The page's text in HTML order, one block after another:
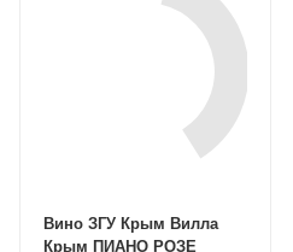
Вино ЗГУ Крым Вилла
Крым ПИАНО РОЗЕ